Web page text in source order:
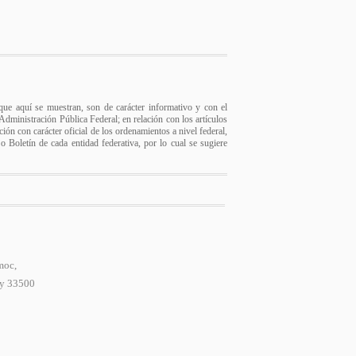
aquí se muestran, son de carácter informativo y con el
Pública Federal; en relación con los artículos
con carácter oficial de los ordenamientos a nivel federal,
de cada entidad federativa, por lo cual se sugiere
33500